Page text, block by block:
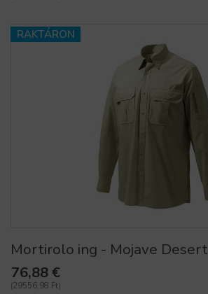
RAKTÁRON
Mortirolo ing - Mojave Desert
76,88 €
(29556,98 Ft)